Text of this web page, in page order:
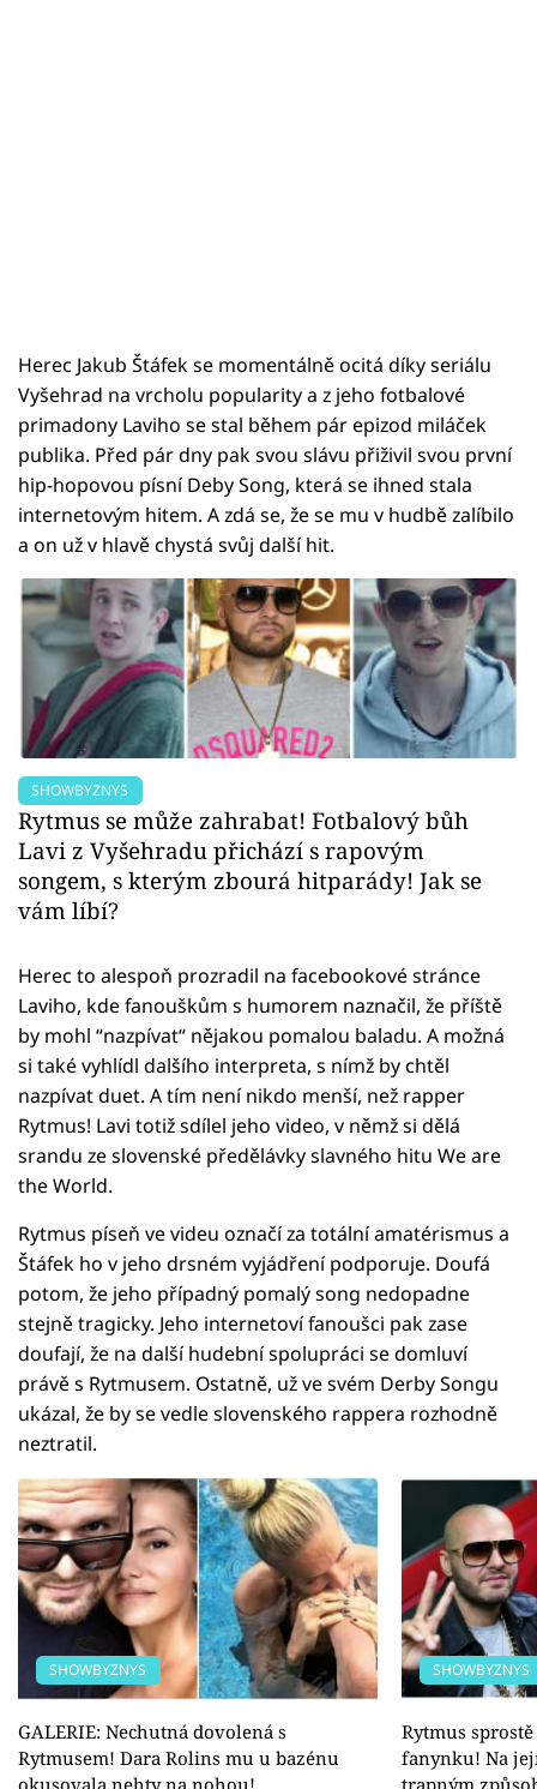
Herec Jakub Štáfek se momentálně ocitá díky seriálu
Vyšehrad na vrcholu popularity a z jeho fotbalové
primadony Laviho se stal během pár epizod miláček
publika. Před pár dny pak svou slávu přiživil svou první
hip-hopovou písní Deby Song, která se ihned stala
internetovým hitem. A zdá se, že se mu v hudbě zalíbilo
a on už v hlavě chystá svůj další hit.
SHOWBYZNYS
Rytmus se může zahrabat! Fotbalový bůh
Lavi z Vyšehradu přichází s rapovým
songem, s kterým zbourá hitparády! Jak se
vám líbí?
Herec to alespoň prozradil na facebookové stránce
Laviho, kde fanouškům s humorem naznačil, že příště
by mohl “nazpívat“ nějakou pomalou baladu. A možná
si také vyhlídl dalšího interpreta, s nímž by chtěl
nazpívat duet. A tím není nikdo menší, než rapper
Rytmus! Lavi totiž sdílel jeho video, v němž si dělá
srandu ze slovenské předělávky slavného hitu We are
the World.
Rytmus píseň ve videu označí za totální amatérismus a
Štáfek ho v jeho drsném vyjádření podporuje. Doufá
potom, že jeho případný pomalý song nedopadne
stejně tragicky. Jeho internetoví fanoušci pak zase
doufají, že na další hudební spolupráci se domluví
právě s Rytmusem. Ostatně, už ve svém Derby Songu
ukázal, že by se vedle slovenského rappera rozhodně
neztratil.
SHOWBYZNYS
GALERIE: Nechutná dovolená s
Rytmusem! Dara Rolins mu u bazénu
okusovala nehty na nohou!
SHOWBYZNYS
Rytmus
fanynku! Na
trapným